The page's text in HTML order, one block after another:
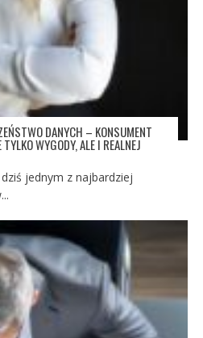
DANYCH – KONSUMENT
WYGODY, ALE I REALNEJ
jednym z najbardziej